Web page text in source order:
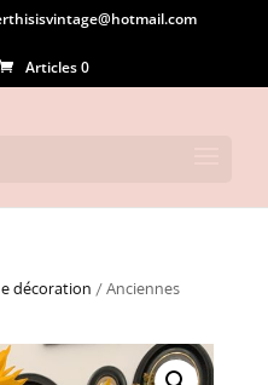
Articles 0
décoration / Anciennes